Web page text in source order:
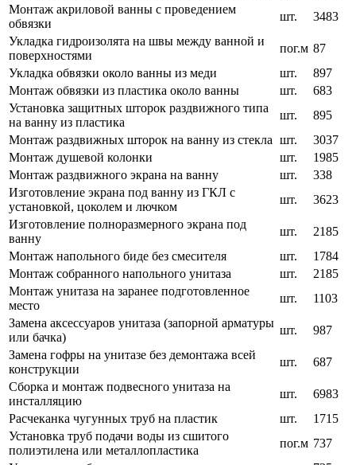
Монтаж акриловой ванны с проведением
обвязки
шт.
3483
Укладка гидроизолята на швы между ванной и
поверхностями
пог.м 87
Укладка обвязки около ванны из меди
шт.
897
Монтаж обвязки из пластика около ванны
шт.
683
Установка защитных шторок раздвижного типа
на ванну из пластика
шт.
895
Монтаж раздвижных шторок на ванну из стекла шт.
3037
Монтаж душевой колонки
шт.
1985
Монтаж раздвижного экрана на ванну
шт.
338
Изготовление экрана под ванну из ГКЛ с
установкой, цоколем и лючком
шт.
3623
Изготовление полноразмерного экрана под
ванну
шт.
2185
Монтаж напольного биде без смесителя
шт.
1784
Монтаж собранного напольного унитаза
шт.
2185
Монтаж унитаза на заранее подготовленное
место
шт.
1103
Замена аксессуаров унитаза (запорной арматуры
или бачка)
шт.
987
Замена гофры на унитазе без демонтажа всей
конструкции
шт.
687
Сборка и монтаж подвесного унитаза на
инсталляцию
шт.
6983
Расчеканка чугунных труб на пластик
шт.
1715
Установка труб подачи воды из сшитого
полиэтилена или металлопластика
пог.м 737